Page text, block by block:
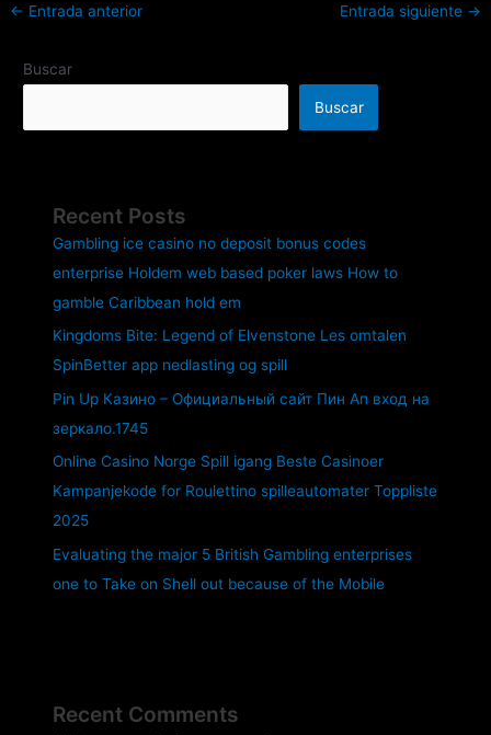
← Entrada anterior Entrada siguiente →
Buscar
Buscar
Recent Posts
Gambling ice casino no deposit bonus codes
enterprise Holdem web based poker laws How to
gamble Caribbean hold em
Kingdoms Bite: Legend of Elvenstone Les omtalen
SpinBetter app nedlasting og spill
Pin Up Казино – Официальный сайт Пин Ап вход на
зеркало.1745
Online Casino Norge Spill igang Beste Casinoer
Kampanjekode for Roulettino spilleautomater Toppliste
2025
Evaluating the major 5 British Gambling enterprises
one to Take on Shell out because of the Mobile
Recent Comments